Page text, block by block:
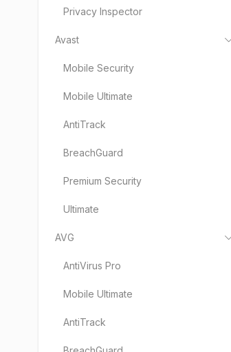
Privacy Inspector
Avast
Mobile Security
Mobile Ultimate
AntiTrack
BreachGuard
Premium Security
Ultimate
AVG
AntiVirus Pro
Mobile Ultimate
AntiTrack